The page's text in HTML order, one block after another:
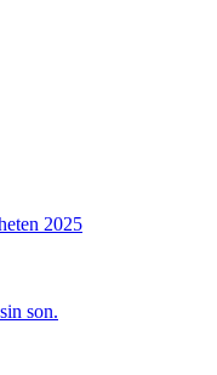
2025
son.